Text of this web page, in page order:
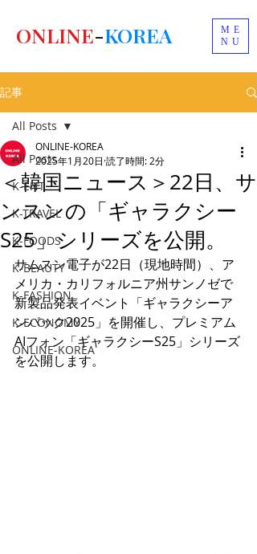
ME
NU
ONLINE-KOREA
記事
All Posts
K-ENT
K-TRAVEL
K-FOODS
K-BEAUTY
K-FASHION
K-ECONOMY
ONLINE-KOREA
All Posts
＜韓国ニュース＞22日、サ
ンスンの「ギャラクシー
S25」シリーズを公開。
ONLINE-KOREA
2025年1月20日 読了時間: 2分
サムスン電子が22日（現地時間）、ア
メリカ・カリフォルニア州サンノゼで
新製品発表イベント「ギャラクシーア
ンパック2025」を開催し、プレミアム
AIフォン「ギャラクシーS25」シリーズ
を公開します。